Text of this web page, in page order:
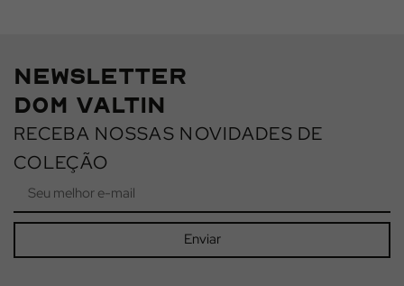
NEWSLETTER
DOM VALTIN
RECEBA NOSSAS NOVIDADES DE
COLEÇÃO
Enviar